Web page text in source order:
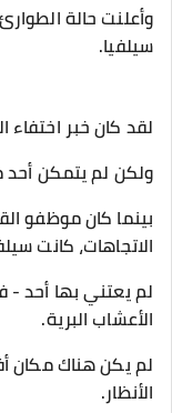
وأعلنت حالة
سيلفيا.
لقد كان خبر اختفاء
ولكن لم يتمكن
بينما كان موظفو
الاتجاهات، كانت
لم يعتني بها أحد -
الأعشاب البرية.
لم يكن هناك مكان
الأنظار.